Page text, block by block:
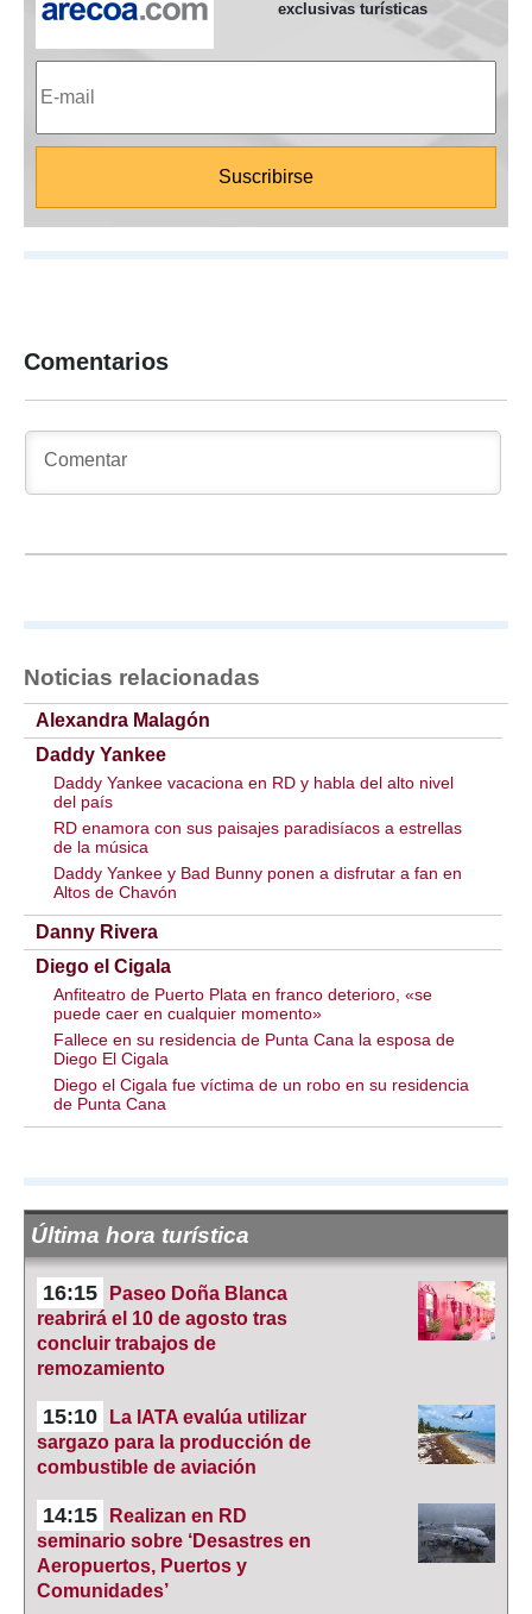
exclusivas turísticas
Comentarios
Noticias relacionadas
Alexandra Malagón
Daddy Yankee
Daddy Yankee vacaciona en RD y habla del alto nivel
del país
RD enamora con sus paisajes paradisíacos a estrellas
de la música
Daddy Yankee y Bad Bunny ponen a disfrutar a fan en
Altos de Chavón
Danny Rivera
Diego el Cigala
Anfiteatro de Puerto Plata en franco deterioro, «se
puede caer en cualquier momento»
Fallece en su residencia de Punta Cana la esposa de
Diego El Cigala
Diego el Cigala fue víctima de un robo en su residencia
de Punta Cana
Última hora turística
16:15
Paseo Doña Blanca
reabrirá el 10 de agosto tras
concluir trabajos de
remozamiento
15:10
La IATA evalúa utilizar
sargazo para la producción de
combustible de aviación
14:15
Realizan en RD
seminario sobre ‘Desastres en
Aeropuertos, Puertos y
Comunidades’